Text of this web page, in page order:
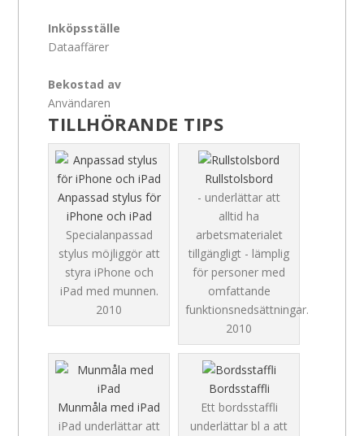
Inköpsställe
Dataaffärer
Bekostad av
Användaren
TILLHÖRANDE TIPS
Anpassad stylus för
iPhone och iPad
Specialanpassad
stylus möjliggör att
styra iPhone och
iPad med munnen.
2010
Rullstolsbord
- underlättar att
alltid ha
arbetsmaterialet
tillgängligt - lämplig
för personer med
omfattande
funktionsnedsättningar.
2010
Munmåla med iPad
iPad underlättar att
Bordsstaffli
Ett bordsstaffli
underlättar bl a att